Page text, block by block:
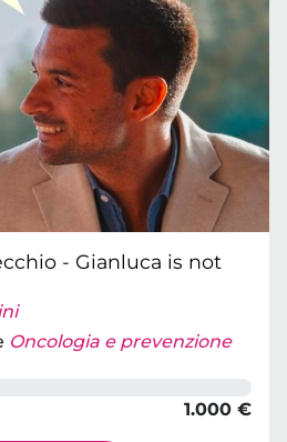
- Gianluca is not
Oncologia e prevenzione
1.000 €